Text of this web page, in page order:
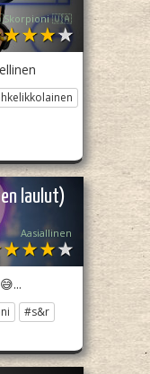
🇺🇦
laulut)
Aasiallinen
#s&r